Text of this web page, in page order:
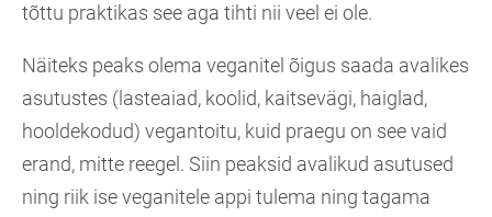
tõttu praktikas see aga tihti nii veel ei ole.
Näiteks peaks olema veganitel õigus saada avalikes
asutustes (lasteaiad, koolid, kaitsevägi, haiglad,
hooldekodud) vegantoitu, kuid praegu on see vaid
erand, mitte reegel. Siin peaksid avalikud asutused
ning riik ise veganitele appi tulema ning tagama